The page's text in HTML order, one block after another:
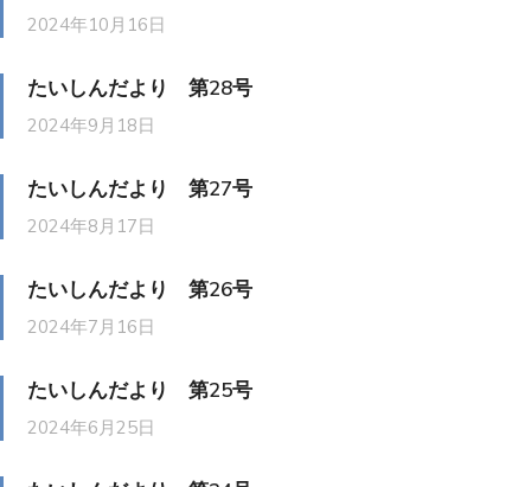
2024年10月16日
たいしんだより 第28号
2024年9月18日
たいしんだより 第27号
2024年8月17日
たいしんだより 第26号
2024年7月16日
たいしんだより 第25号
2024年6月25日